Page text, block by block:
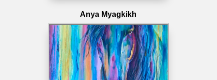
Anya Myagkikh